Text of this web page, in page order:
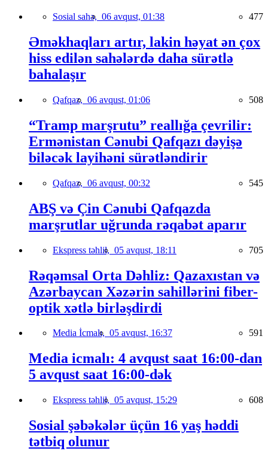
Sosial sahə, 06 avqust, 01:38 477
Əməkhaqları artır, lakin həyat ən çox
hiss edilən sahələrdə daha sürətlə
bahalaşır
Qafqaz, 06 avqust, 01:06 508
“Tramp marşrutu” reallığa çevrilir:
Ermənistan Cənubi Qafqazı dəyişə
biləcək layihəni sürətləndirir
Qafqaz, 06 avqust, 00:32 545
ABŞ və Çin Cənubi Qafqazda
marşrutlar uğrunda rəqabət aparır
Ekspress təhlil, 05 avqust, 18:11 705
Rəqəmsal Orta Dəhliz: Qazaxıstan və
Azərbaycan Xəzərin sahillərini fiber-
optik xətlə birləşdirdi
Media İcmalı, 05 avqust, 16:37 591
Media icmalı: 4 avqust saat 16:00-dan
5 avqust saat 16:00-dək
Ekspress təhlil, 05 avqust, 15:29 608
Sosial şəbəkələr üçün 16 yaş həddi
tətbiq olunur